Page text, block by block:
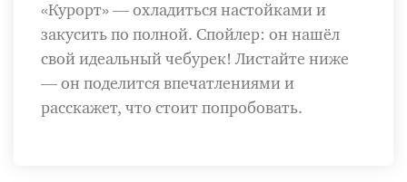
«Курорт» — охладиться настойками и
закусить по полной. Спойлер: он нашёл
свой идеальный чебурек! Листайте ниже
— он поделится впечатлениями и
расскажет, что стоит попробовать.